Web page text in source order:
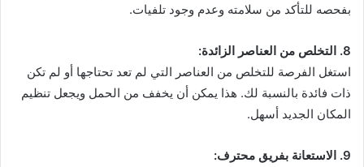
بفحصه للتأكد من سلامته وعدم وجود تلفيات.
8. التخلص من العناصر الزائدة:
استغل الفرصة للتخلص من العناصر التي لم تعد تحتاجها أو لم تكن
ذات فائدة بالنسبة لك. هذا يمكن أن يخفف من الحمل ويجعل تنظيم
المكان الجديد أسهل.
9. الاستعانة بفريق محترف: